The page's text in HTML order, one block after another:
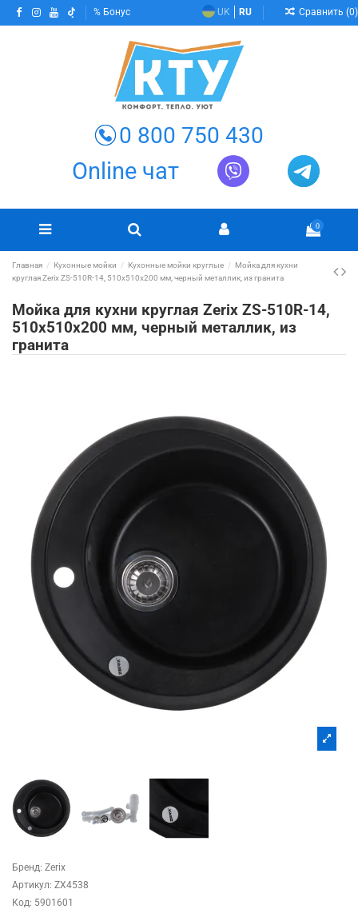
Бонус UK RU Сравнить (0)
0 800 750 430
Online чат
0
Главная Кухонные мойки Кухонные мойки круглые
Мойка для кухни
круглая Zerix ZS-510R-14, 510х510х200 мм, черный металлик, из гранита
Мойка для кухни круглая Zerix ZS-510R-14,
510х510х200 мм, черный металлик, из
гранита
Бренд: Zerix
Артикул: ZX4538
Код: 5901601